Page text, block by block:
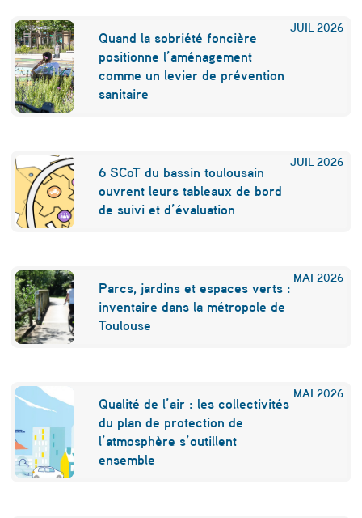
JUIL 2026
Quand la sobriété foncière
positionne l’aménagement
comme un levier de prévention
sanitaire
JUIL 2026
6 SCoT du bassin toulousain
ouvrent leurs tableaux de bord
de suivi et d’évaluation
MAI 2026
Parcs, jardins et espaces verts :
inventaire dans la métropole de
Toulouse
MAI 2026
Qualité de l’air : les collectivités
du plan de protection de
l’atmosphère s’outillent
ensemble